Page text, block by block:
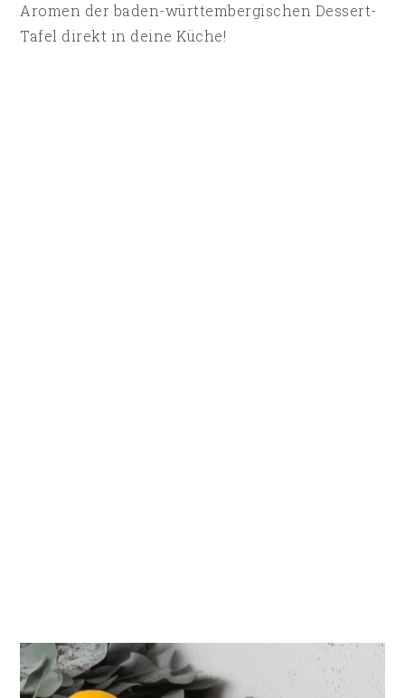
Aromen der baden-württembergischen Dessert-
Tafel direkt in deine Küche!